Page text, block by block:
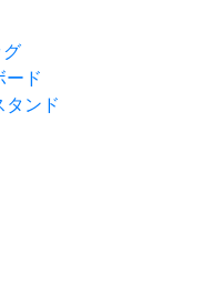
グ
ード
タンド